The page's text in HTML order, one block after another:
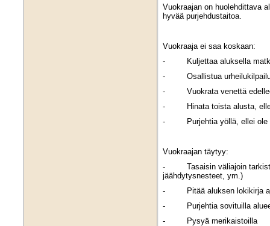
Vuokraajan on huolehdittava
hyvää purjehdustaitoa.
Vuokraaja ei saa koskaan:
- Kuljettaa aluksella
- Osallistua
- Vuokrata venettä
- Hinata toista alusta, ellei
- Purjehtia yöllä, ellei ole
Vuokraajan täytyy:
- Tasaisin väliajoin
jäähdytysnesteet, ym.)
- Pitää aluksen lokikirja
- Purjehtia sovituilla
- Pysyä merikaistoilla